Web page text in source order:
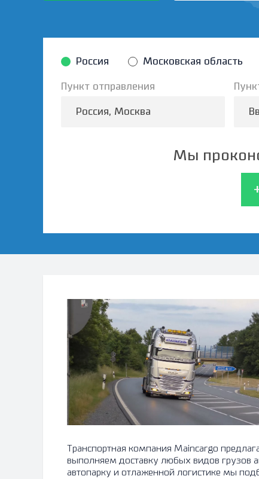
Россия Московская область
Пункт отправления
Мы
Транспортная компания Maincargo
выполняем доставку любых видов грузов
автопарку и отлаженной логистике мы